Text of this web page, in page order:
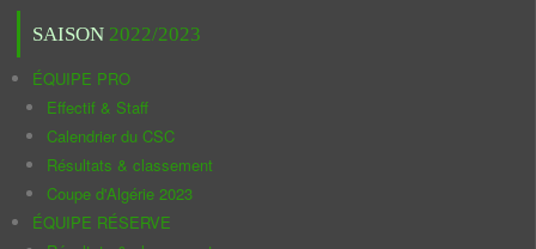
SAISON 2022/2023
ÉQUIPE PRO
Effectif & Staff
Calendrier du CSC
Résultats & classement
Coupe d'Algérie 2023
ÉQUIPE RÉSERVE